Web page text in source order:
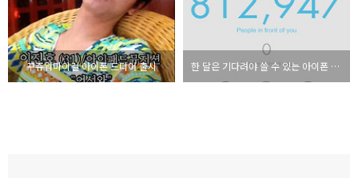
꾸쥬워마이걸 아이폰 드디어 출시 한 달은 기다려야 쓸 수 있는 아이폰 어플, 메일박스(Mailbox)